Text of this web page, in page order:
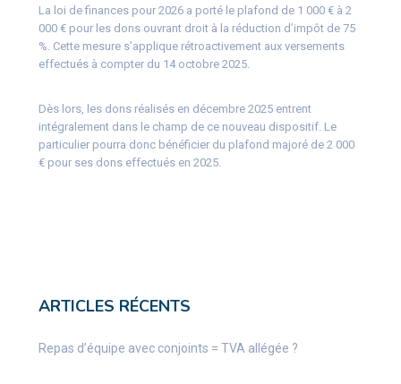
La loi de finances pour 2026 a porté le plafond de 1 000 € à 2
000 € pour les dons ouvrant droit à la réduction d’impôt de 75
%. Cette mesure s’applique rétroactivement aux versements
effectués à compter du 14 octobre 2025.
Dès lors, les dons réalisés en décembre 2025 entrent
intégralement dans le champ de ce nouveau dispositif. Le
particulier pourra donc bénéficier du plafond majoré de 2 000
€ pour ses dons effectués en 2025.
ARTICLES RÉCENTS
Repas d’équipe avec conjoints = TVA allégée ?